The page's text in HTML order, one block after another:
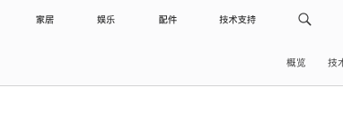
家居 娱乐 配件 技术支持
概览 技